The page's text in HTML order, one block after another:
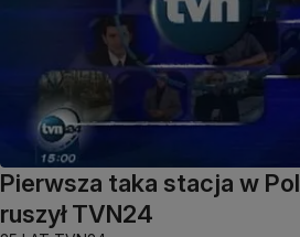
Pierwsza taka stacja w
ruszył TVN24